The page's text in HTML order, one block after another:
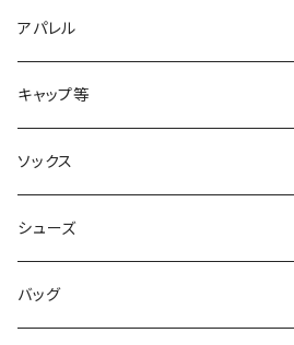
2XU
acu Products
AILEY
AKIV
ALTRA
アパレル
トップス
ボトムス
キャップ等
キャップ・ハット
ヘッドバンド
ソックス
シューズ
バッグ